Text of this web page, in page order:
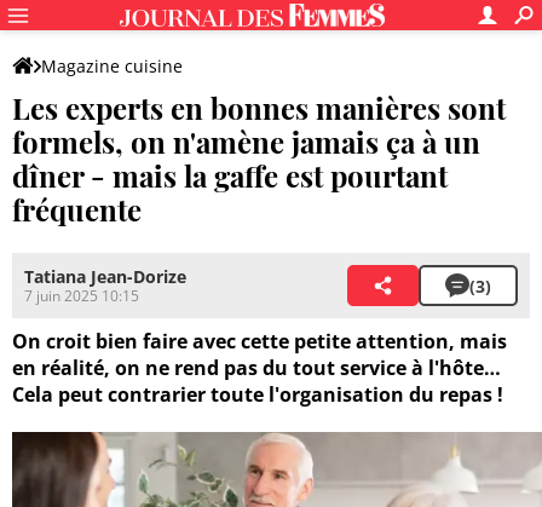
Magazine cuisine
Les experts en bonnes manières sont
formels, on n'amène jamais ça à un
dîner - mais la gaffe est pourtant
fréquente
Tatiana Jean-Dorize
7 juin 2025 10:15 (3)
On croit bien faire avec cette petite attention, mais
en réalité, on ne rend pas du tout service à l'hôte…
Cela peut contrarier toute l'organisation du repas !